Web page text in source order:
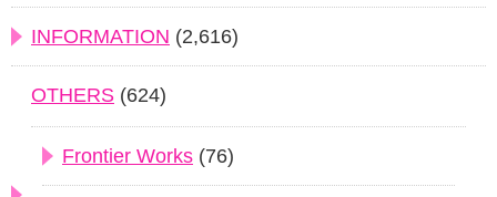
INFORMATION (2,616)
OTHERS (624)
Frontier Works (76)